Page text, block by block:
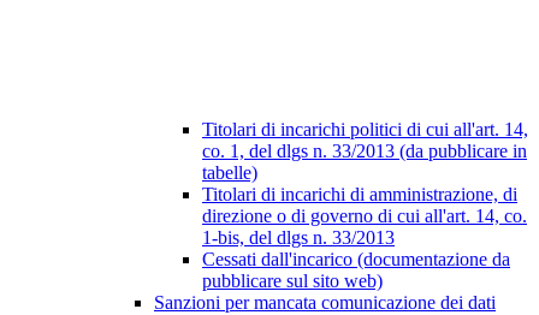
Titolari di incarichi politici di cui all'art. 14,
co. 1, del dlgs n. 33/2013 (da pubblicare in
tabelle)
Titolari di incarichi di amministrazione, di
direzione o di governo di cui all'art. 14, co.
1-bis, del dlgs n. 33/2013
Cessati dall'incarico (documentazione da
pubblicare sul sito web)
Sanzioni per mancata comunicazione dei dati